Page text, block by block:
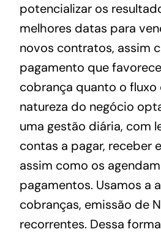
potencializar os
melhores datas para
novos contratos, assim
pagamento que
cobrança quanto o fluxo
natureza do negócio
uma gestão diária, com
contas a pagar, receber
assim como os
pagamentos. Usamos a a
cobranças, emissão de
recorrentes. Dessa